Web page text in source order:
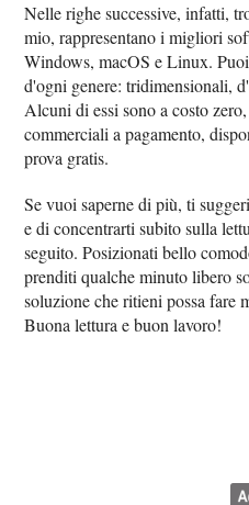
Nelle righe successive, infatti,
mio, rappresentano i migliori
Windows, macOS e Linux.
d'ogni genere: tridimensionali,
Alcuni di essi sono a costo
commerciali a pagamento,
prova gratis.
Se vuoi saperne di più, ti
e di concentrarti subito sulla
seguito. Posizionati bello
prenditi qualche minuto libero
soluzione che ritieni possa fare
Buona lettura e buon lavoro!